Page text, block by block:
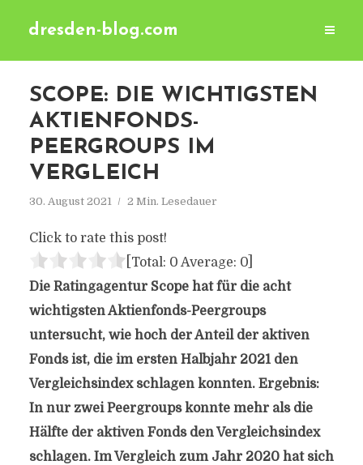
dresden-blog.com
SCOPE: DIE WICHTIGSTEN
AKTIENFONDS-
PEERGROUPS IM
VERGLEICH
30. August 2021 2 Min. Lesedauer
Click to rate this post!
[Total: 0 Average: 0]
Die Ratingagentur Scope hat für die acht
wichtigsten Aktienfonds-Peergroups
untersucht, wie hoch der Anteil der aktiven
Fonds ist, die im ersten Halbjahr 2021 den
Vergleichsindex schlagen konnten. Ergebnis:
In nur zwei Peergroups konnte mehr als die
Hälfte der aktiven Fonds den Vergleichsindex
schlagen. Im Vergleich zum Jahr 2020 hat sich